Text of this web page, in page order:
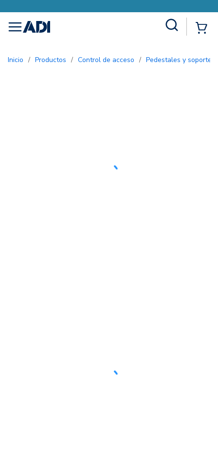
menu
Inicio / Productos / Control de acceso / Pedestales y soportes